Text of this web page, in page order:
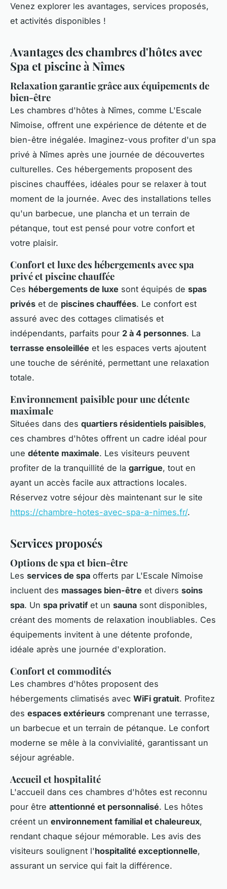
Venez explorer les avantages, services proposés,
et activités disponibles !
Avantages des chambres d'hôtes avec
Spa et piscine à Nîmes
Relaxation garantie grâce aux équipements de
bien-être
Les chambres d'hôtes à Nîmes, comme L'Escale
Nîmoise, offrent une expérience de détente et de
bien-être inégalée. Imaginez-vous profiter d'un spa
privé à Nîmes après une journée de découvertes
culturelles. Ces hébergements proposent des
piscines chauffées, idéales pour se relaxer à tout
moment de la journée. Avec des installations telles
qu'un barbecue, une plancha et un terrain de
pétanque, tout est pensé pour votre confort et
votre plaisir.
Confort et luxe des hébergements avec spa
privé et piscine chauffée
Ces hébergements de luxe sont équipés de spas
privés et de piscines chauffées. Le confort est
assuré avec des cottages climatisés et
indépendants, parfaits pour 2 à 4 personnes. La
terrasse ensoleillée et les espaces verts ajoutent
une touche de sérénité, permettant une relaxation
totale.
Environnement paisible pour une détente
maximale
Situées dans des quartiers résidentiels paisibles,
ces chambres d'hôtes offrent un cadre idéal pour
une détente maximale. Les visiteurs peuvent
profiter de la tranquillité de la garrigue, tout en
ayant un accès facile aux attractions locales.
Réservez votre séjour dès maintenant sur le site
https://chambre-hotes-avec-spa-a-nimes.fr/.
Services proposés
Options de spa et bien-être
Les services de spa offerts par L'Escale Nîmoise
incluent des massages bien-être et divers soins
spa. Un spa privatifet un sauna sont disponibles,
créant des moments de relaxation inoubliables. Ces
équipements invitent à une détente profonde,
idéale après une journée d'exploration.
Confort et commodités
Les chambres d'hôtes proposent des
hébergements climatisés avec WiFi gratuit. Profitez
des espaces extérieurs comprenant une terrasse,
un barbecue et un terrain de pétanque. Le confort
moderne se mêle à la convivialité, garantissant un
séjour agréable.
Accueil et hospitalité
L'accueil dans ces chambres d'hôtes est reconnu
pour être attentionné et personnalisé. Les hôtes
créent un environnement familial et chaleureux,
rendant chaque séjour mémorable. Les avis des
visiteurs soulignent l'hospitalité exceptionnelle,
assurant un service qui fait la différence.